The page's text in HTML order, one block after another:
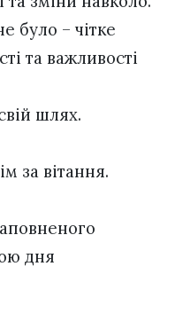
було – чітке
та важливості
шлях.
за вітання.
дня